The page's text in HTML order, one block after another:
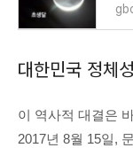
대한민국 정체
이 역사적 대결은
2017년 8월 15일,